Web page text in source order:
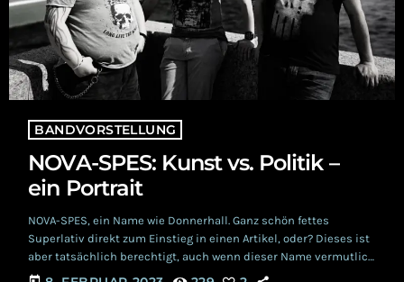
BANDVORSTELLUNG
NOVA-SPES: Kunst vs. Politik –
ein Portrait
NOVA-SPES, ein Name wie Donnerhall. Ganz schön fettes
Superlativ direkt zum Einstieg in einen Artikel, oder? Dieses ist
aber tatsächlich berechtigt, auch wenn dieser Name vermutlich
nur einem verhältnismäßig kleinen Kreis an Personen bisher